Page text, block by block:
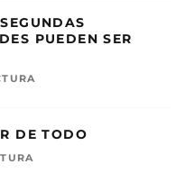
PUEDEN SER
DE TODO